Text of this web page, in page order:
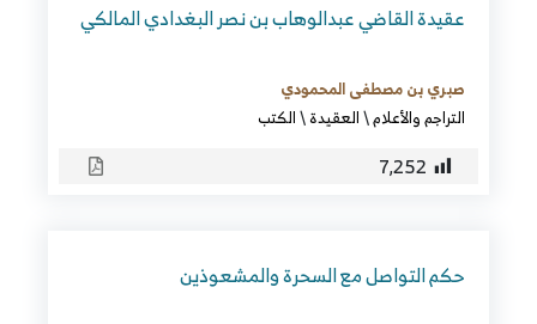
عقيدة القاضي عبدالوهاب بن نصر البغدادي المالكي
صبري بن مصطفى المحمودي
التراجم والأعلام\العقيدة\الكتب
7٬252
حكم التواصل مع السحرة والمشعوذين